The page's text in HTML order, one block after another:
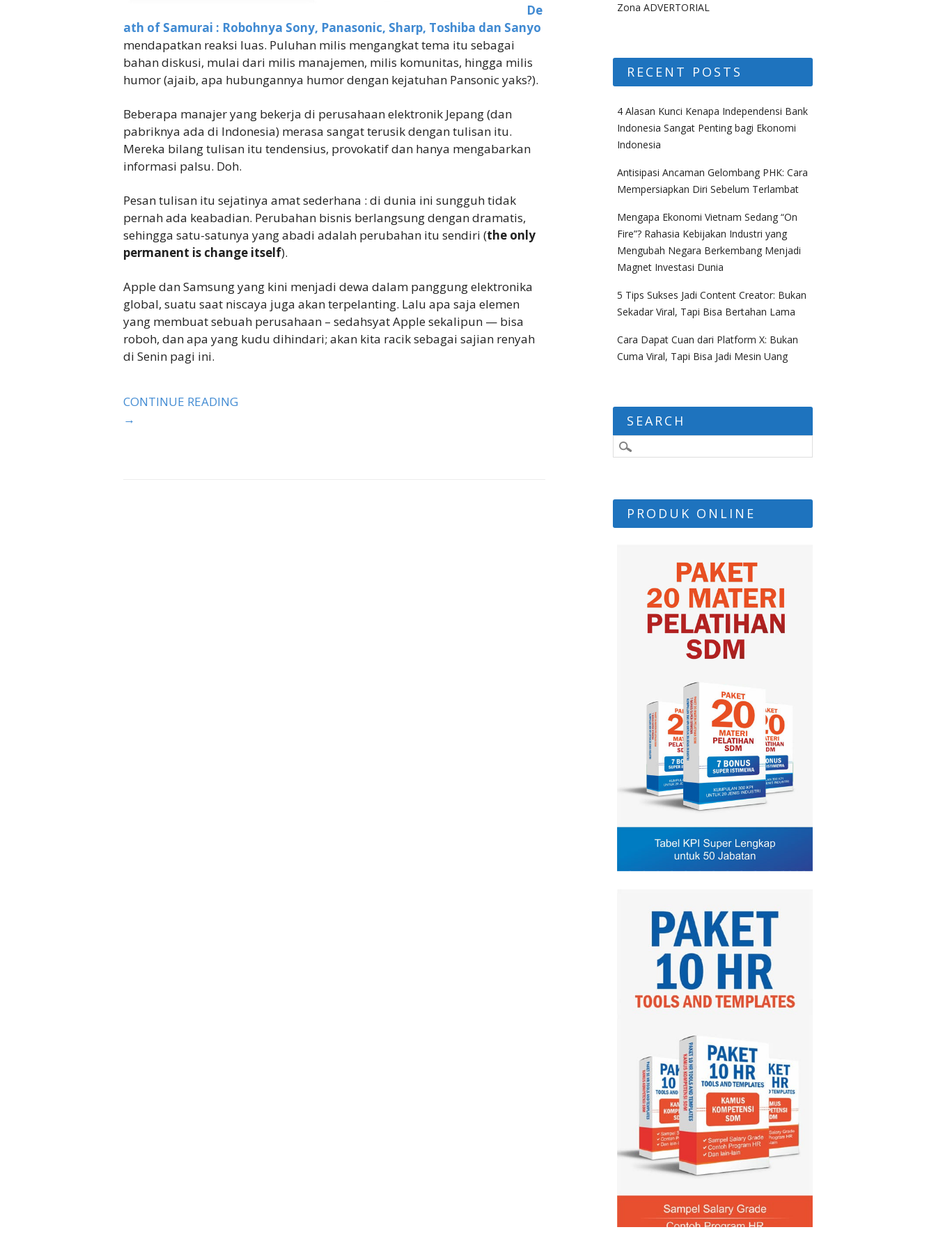
De
ath of Samurai : Robohnya Sony, Panasonic, Sharp, Toshiba dan Sanyo
mendapatkan reaksi luas. Puluhan milis mengangkat tema itu sebagai
bahan diskusi, mulai dari milis manajemen, milis komunitas, hingga milis
humor (ajaib, apa hubungannya humor dengan kejatuhan Pansonic yaks?).
Beberapa manajer yang bekerja di perusahaan elektronik Jepang (dan
pabriknya ada di Indonesia) merasa sangat terusik dengan tulisan itu.
Mereka bilang tulisan itu tendensius, provokatif dan hanya mengabarkan
informasi palsu. Doh.
Pesan tulisan itu sejatinya amat sederhana : di dunia ini sungguh tidak
pernah ada keabadian. Perubahan bisnis berlangsung dengan dramatis,
sehingga satu-satunya yang abadi adalah perubahan itu sendiri (the only
permanent is change itself).
Apple dan Samsung yang kini menjadi dewa dalam panggung elektronika
global, suatu saat niscaya juga akan terpelanting. Lalu apa saja elemen
yang membuat sebuah perusahaan – sedahsyat Apple sekalipun — bisa
roboh, dan apa yang kudu dihindari; akan kita racik sebagai sajian renyah
di Senin pagi ini.
CONTINUE READING
→
Zona ADVERTORIAL
RECENT POSTS
4 Alasan Kunci Kenapa Independensi Bank
Indonesia Sangat Penting bagi Ekonomi
Indonesia
Antisipasi Ancaman Gelombang PHK: Cara
Mempersiapkan Diri Sebelum Terlambat
Mengapa Ekonomi Vietnam Sedang “On
Fire”? Rahasia Kebijakan Industri yang
Mengubah Negara Berkembang Menjadi
Magnet Investasi Dunia
5 Tips Sukses Jadi Content Creator: Bukan
Sekadar Viral, Tapi Bisa Bertahan Lama
Cara Dapat Cuan dari Platform X: Bukan
Cuma Viral, Tapi Bisa Jadi Mesin Uang
SEARCH
PRODUK ONLINE